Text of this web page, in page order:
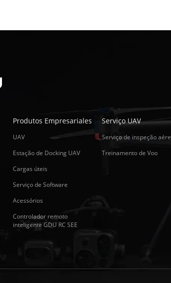
Produtos Empresariales
UAV
Estação de Docking UAV
Cargas úteis
Serviço de Software
Acessórios
Controlador remoto
inteligente GDU RC SEE
Serviço UAV
Serviço de inspeção
Treinamento de Voo